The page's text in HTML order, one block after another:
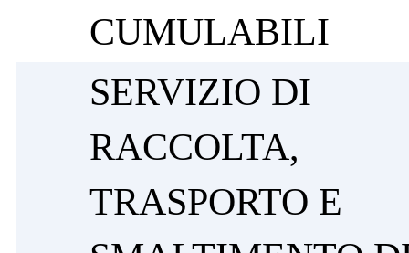
CUMULABILI
SERVIZIO DI
RACCOLTA,
TRASPORTO E